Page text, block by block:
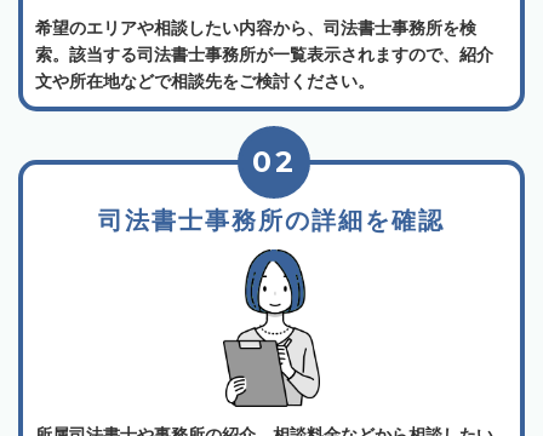
希望のエリアや相談したい内容から、司法書士事務所を検
索。該当する司法書士事務所が一覧表示されますので、紹介
文や所在地などで相談先をご検討ください。
司法書士事務所の詳細を確認
02